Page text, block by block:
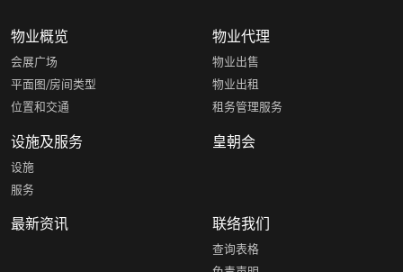
物业概览
会展广场
平面图/房间类型
位置和交通
物业代理
物业出售
物业出租
租务管理服务
设施及服务
设施
服务
皇朝会
最新资讯 联络我们
查询表格